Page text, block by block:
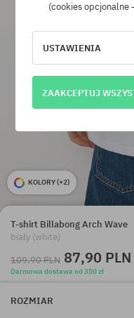
KOLORY (+2)
T-shirt Billabong Arch Wave
biały (white)
109,90 PLN 87,90 PLN
Darmowa dostawa od 350 zł
ROZMIAR
(cookies opcjonalne
USTAWIENIA
ZAAKCEPTUJ